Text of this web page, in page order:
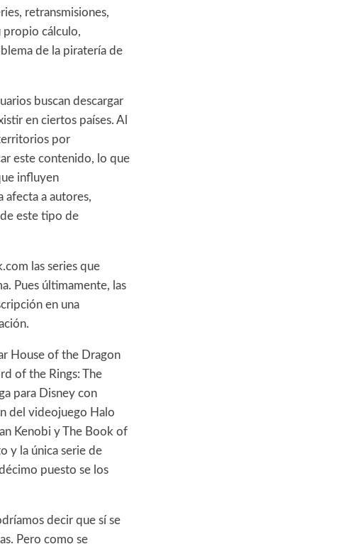
retransmisiones,
propio cálculo,
de la piratería de
buscan descargar
en ciertos países. Al
por
este contenido, lo que
influyen
afecta a autores,
este tipo de
las series que
Pues últimamente, las
en una
House of the Dragon
of the Rings: The
para Disney con
del videojuego Halo
Kenobi y The Book of
y la única serie de
puesto se los
decir que sí se
Pero como se